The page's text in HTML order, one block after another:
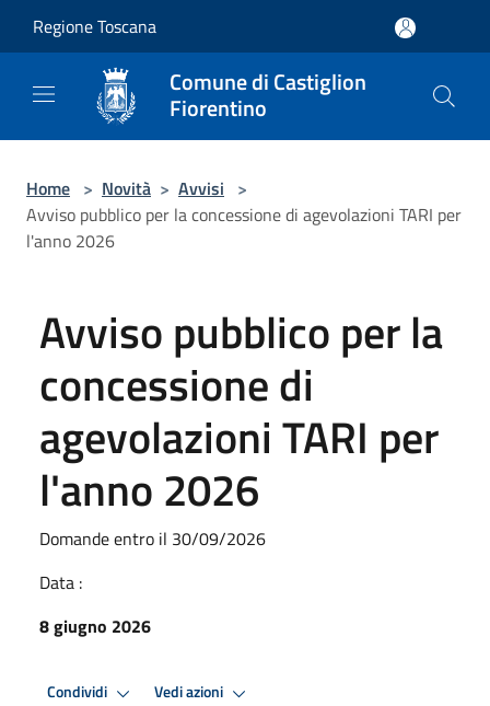
Regione Toscana
Comune di Castiglion
Fiorentino
Home > Novità > Avvisi >
Avviso pubblico per la concessione di agevolazioni TARI per
l'anno 2026
Avviso pubblico per la
concessione di
agevolazioni TARI per
l'anno 2026
Domande entro il 30/09/2026
Data :
8 giugno 2026
Condividi Vedi azioni